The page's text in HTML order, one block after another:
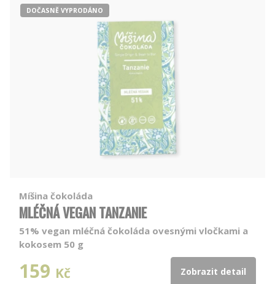
DOČASNĚ VYPRODÁNO
Míšina čokoláda
MLÉČNÁ VEGAN TANZANIE
51% vegan mléčná čokoláda ovesnými vločkami a
kokosem 50 g
159 Kč Zobrazit detail